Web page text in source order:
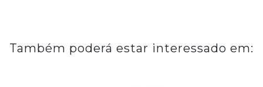
Também poderá estar interessado em: